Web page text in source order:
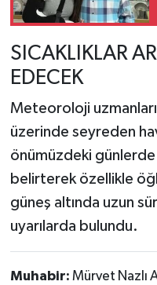
SICAKLIKLAR
EDECEK
Meteoroloji
üzerinde seyreden
önümüzdeki
belirterek özellikle
güneş altında uzun
uyarılarda bulundu.
Muhabir: Mürvet Nazlı